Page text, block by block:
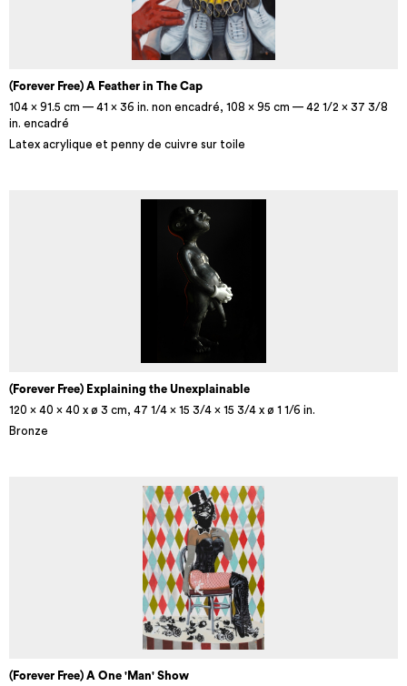
(Forever Free) A Feather in The Cap
104 x 91.5 cm — 41 x 36 in. non encadré, 108 x 95 cm — 42 1/2 x 37 3/8
in. encadré
Latex acrylique et penny de cuivre sur toile
(Forever Free) Explaining the Unexplainable
120 x 40 x 40 x ø 3 cm, 47 1/4 x 15 3/4 x 15 3/4 x ø 1 1/6 in.
Bronze
(Forever Free) A One 'Man' Show